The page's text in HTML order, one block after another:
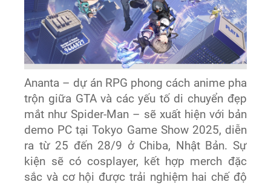
Ananta – dự án RPG phong cách anime pha
trộn giữa GTA và các yếu tố di chuyển đẹp
mắt như Spider-Man – sẽ xuất hiện với bản
demo PC tại Tokyo Game Show 2025, diễn
ra từ 25 đến 28/9 ở Chiba, Nhật Bản. Sự
kiện sẽ có cosplayer, kết hợp merch đặc
sắc và cơ hội được trải nghiệm hai chế độ